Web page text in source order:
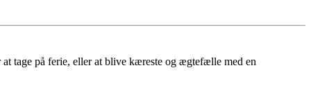
tage på ferie, eller at blive kæreste og ægtefælle med en